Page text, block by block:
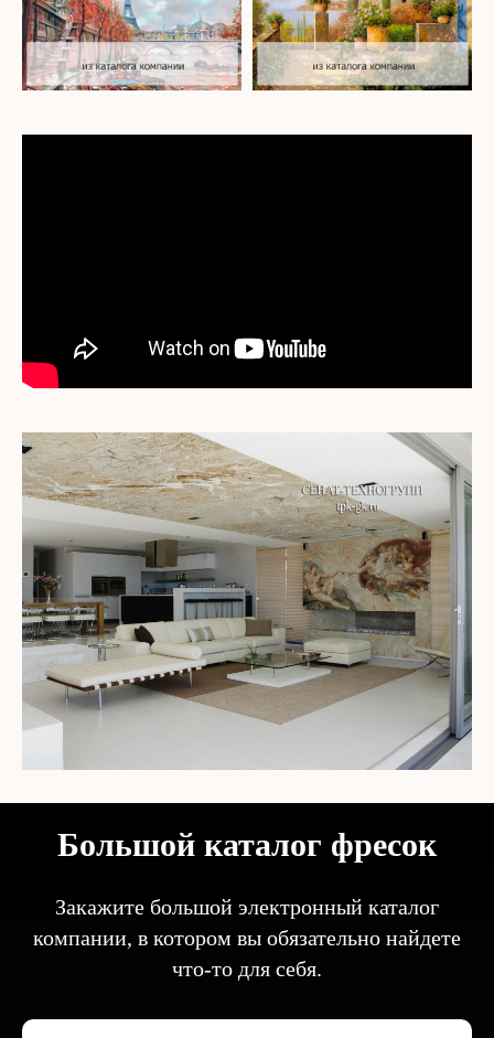
Большой каталог фресок
Закажите большой электронный каталог
компании, в котором вы обязательно найдете
что-то для себя.